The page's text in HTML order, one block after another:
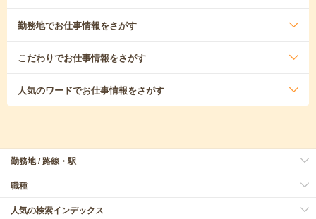
勤務地でお仕事情報をさがす
こだわりでお仕事情報をさがす
人気のワードでお仕事情報をさがす
勤務地 / 路線・駅
職種
人気の検索インデックス